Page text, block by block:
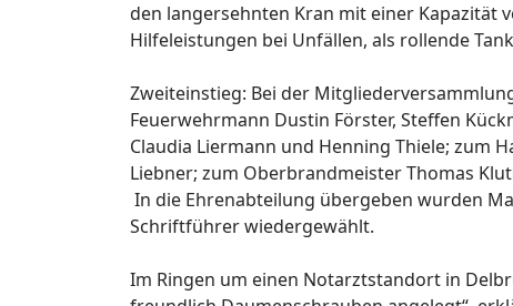
den langersehnten Kran mit einer Kapazität
Hilfeleistungen bei Unfällen, als rollende
Zweiteinstieg: Bei der
Feuerwehrmann Dustin Förster, Steffen
Claudia Liermann und Henning Thiele; zum
Liebner; zum Oberbrandmeister Thomas
In die Ehrenabteilung übergeben wurden
Schriftführer wiedergewählt.
Im Ringen um einen Notarztstandort in